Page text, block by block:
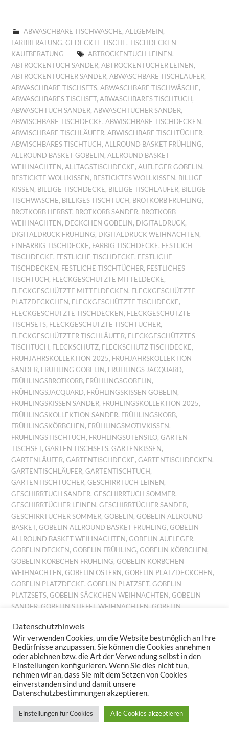
ABWASCHBARE TISCHWÄSCHE, ALLGEMEIN ,
FARBBERATUNG,GEDECKTE TISCHE,TISCHDECKEN
KAUFBERATUNG
ABTROCKENTUCH LEINEN ,
ABTROCKENTUCH SANDER,ABTROCKENTÜCHER LEINEN ,
ABTROCKENTÜCHER SANDER,ABWASCHBARE TISCHLÄUFER,
ABWASCHBARE TISCHSETS,ABWASCHBARE TISCHWÄSCHE,
ABWASCHBARES TISCHSET,ABWASCHBARES TISCHTUCH ,
ABWASCHTUCH SANDER,ABWASCHTÜCHER SANDER,
ABWISCHBARE TISCHDECKE,ABWISCHBARE TISCHDECKEN ,
ABWISCHBARE TISCHLÄUFER,ABWISCHBARE TISCHTÜCHER,
ABWISCHBARES TISCHTUCH ,ALLROUND BASKET FRÜHLING,
ALLROUND BASKET GOBELIN ,ALLROUND BASKET
WEIHNACHTEN ,ALLTAGSTISCHDECKE,AUFLEGER GOBELIN ,
BESTICKTE WOLLKISSEN , BESTICKTES WOLLKISSEN , BILLIGE
KISSEN , BILLIGE TISCHDECKE, BILLIGE TISCHLÄUFER, BILLIGE
TISCHWÄSCHE, BILLIGES TISCHTUCH , BROTKORB FRÜHLING,
BROTKORB HERBST, BROTKORB SANDER, BROTKORB
WEIHNACHTEN , DECKCHEN GOBELIN , DIGITALDRUCK,
DIGITALDRUCK FRÜHLING, DIGITALDRUCK WEIHNACHTEN ,
EINFARBIG TISCHDECKE, FARBIG TISCHDECKE, FESTLICH
TISCHDECKE, FESTLICHE TISCHDECKE, FESTLICHE
TISCHDECKEN , FESTLICHE TISCHTÜCHER, FESTLICHES
TISCHTUCH , FLECKGESCHÜTZTE MITTELDECKE,
FLECKGESCHÜTZTE MITTELDECKEN , FLECKGESCHÜTZTE
PLATZDECKCHEN , FLECKGESCHÜTZTE TISCHDECKE,
FLECKGESCHÜTZTE TISCHDECKEN , FLECKGESCHÜTZTE
TISCHSETS, FLECKGESCHÜTZTE TISCHTÜCHER,
FLECKGESCHÜTZTER TISCHLÄUFER, FLECKGESCHÜTZTES
TISCHTUCH , FLECKSCHUTZ, FLECKSCHUTZ TISCHDECKE,
FRÜHJAHRSKOLLEKTION 2025, FRÜHJAHRSKOLLEKTION
SANDER, FRÜHLING GOBELIN , FRÜHLINGS JACQUARD,
FRÜHLINGSBROTKORB, FRÜHLINGSGOBELIN ,
FRÜHLINGSJACQUARD, FRÜHLINGSKISSEN GOBELIN ,
FRÜHLINGSKISSEN SANDER, FRÜHLINGSKOLLEKTION 2025,
FRÜHLINGSKOLLEKTION SANDER, FRÜHLINGSKORB,
FRÜHLINGSKÖRBCHEN , FRÜHLINGSMOTIVKISSEN ,
FRÜHLINGSTISCHTUCH , FRÜHLINGSUTENSILO,GARTEN
TISCHSET,GARTEN TISCHSETS,GARTENKISSEN ,
GARTENLÄUFER,GARTENTISCHDECKE,GARTENTISCHDECKEN ,
GARTENTISCHLÄUFER,GARTENTISCHTUCH ,
GARTENTISCHTÜCHER,GESCHIRRTUCH LEINEN ,
GESCHIRRTUCH SANDER,GESCHIRRTUCH SOMMER,
GESCHIRRTÜCHER LEINEN ,GESCHIRRTÜCHER SANDER,
GESCHIRRTÜCHER SOMMER,GOBELIN ,GOBELIN ALLROUND
BASKET,GOBELIN ALLROUND BASKET FRÜHLING,GOBELIN
ALLROUND BASKET WEIHNACHTEN ,GOBELIN AUFLEGER,
GOBELIN DECKEN ,GOBELIN FRÜHLING,GOBELIN KÖRBCHEN ,
GOBELIN KÖRBCHEN FRÜHLING,GOBELIN KÖRBCHEN
WEIHNACHTEN ,GOBELIN OSTERN ,GOBELIN PLATZDECKCHEN ,
GOBELIN PLATZDECKE,GOBELIN PLATZSET,GOBELIN
PLATZSETS,GOBELIN SÄCKCHEN WEIHNACHTEN ,GOBELIN
SANDER,GOBELIN STIEFEL WEIHNACHTEN,GOBELIN
GOBELIN TISCHTUCH,GOBELIN TISCHTÜCHER
WEIHNACHTEN , GOBELINKISSEN FRÜHLING,GOBELINKISSEN
HERBST,GOBELINKISSEN SOMMER,GOBELINKISSEN
WEIHNACHTEN,GOBELINLÄUFER,GOBELINLÄUFER HERBST
GOBELINS HERBST,GOBELINSET FRÜHLING,GOBELINSET
HERBST,GOBELINSET OSTERN,GOBELINSET SOMMER
GOBELINSET WEIHNACHTEN,GOBELINSETS HERBST
GOBELINSETS OSTERN,GOBELINSETS SOMMER,
GOBELINTISCHLÄUFER
GOBELINTISCHSET FRÜHLING
Datenschutzhinweis
Wir verwenden Cookies, um die Website bestmöglich an Ihre
Bedürfnisse anzupassen. Sie können die Cookies annehmen
oder ablehnen bzw. die Art der Verwendung selbst in den
Einstellungen konfigurieren. Wenn Sie dies nicht tun,
nehmen wir an, dass Sie mit dem Setzen von Cookies
einverstanden sind und damit unsere
Datenschutzbestimmungen akzeptieren.
Einstellungen für Cookies Alle Cookies akzeptieren